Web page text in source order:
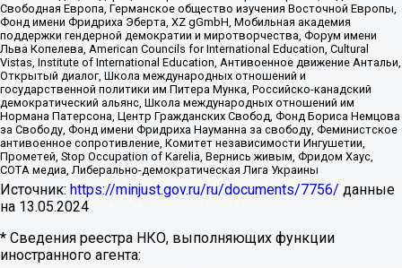
Свободная Европа, Германское общество изучения Восточной Европы,
Фонд имени Фридриха Эберта, XZ gGmbH, Мобильная академия
поддержки гендерной демократии и миротворчества, Форум имени
Льва Копелева, American Councils for International Education, Cultural
Vistas, Institute of International Education, Антивоенное движение Антальи,
Открытый диалог, Школа международных отношений и
государственной политики им Питера Мунка, Российско-канадский
демократический альянс, Школа международных отношений им
Нормана Патерсона, Центр Гражданских Свобод, Фонд Бориса Немцова
за Свободу, Фонд имени Фридриха Науманна за свободу, Феминистское
антивоенное сопротивление, Комитет независимости Ингушетии,
Прометей, Stop Occupation of Karelia, Вернись живым, Фридом Хаус,
СОТА медиа, Либерально-демократическая Лига Украины
Источник: https://minjust.gov.ru/ru/documents/7756/ данные
на 13.05.2024
* Сведения реестра НКО, выполняющих функции
иностранного агента: